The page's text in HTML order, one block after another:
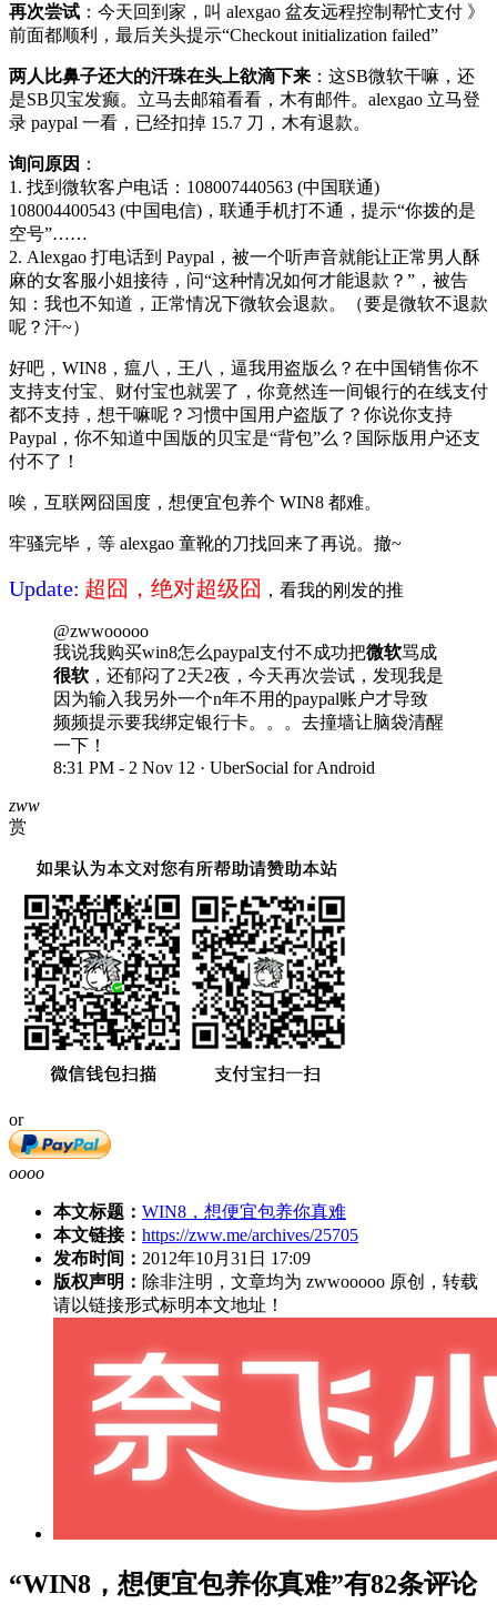
再次尝试 ：今天回到家，叫 alexgao 盆友远程控制帮忙支付 》
前面都顺利，最后关头提示“Checkout initialization failed”
两人比鼻子还大的汗珠在头上欲滴下来 ：这SB微软干嘛，还
是SB贝宝发癫。立马去邮箱看看，木有邮件。alexgao 立马登
录 paypal 一看，已经扣掉 15.7 刀，木有退款。
询问原因 ：
1. 找到微软客户电话：108007440563 (中国联通)
108004400543 (中国电信)，联通手机打不通，提示“你拨的是
空号”……
2. Alexgao 打电话到 Paypal，被一个听声音就能让正常男人酥
麻的女客服小姐接待，问“这种情况如何才能退款？”，被告
知：我也不知道，正常情况下微软会退款。（要是微软不退款
呢？汗~）
好吧，WIN8，瘟八，王八，逼我用盗版么？在中国销售你不
支持支付宝、财付宝也就罢了，你竟然连一间银行的在线支付
都不支持，想干嘛呢？习惯中国用户盗版了？你说你支持
Paypal，你不知道中国版的贝宝是“背包”么？国际版用户还支
付不了！
唉，互联网囧国度，想便宜包养个 WIN8 都难。
牢骚完毕，等 alexgao 童靴的刀找回来了再说。撤~
Update: 超囧，绝对超级囧 ，看我的刚发的推
@zwwooooo
我说我购买win8怎么paypal支付不成功把微软骂成
很软 ，还郁闷了2天2夜，今天再次尝试，发现我是
因为输入我另外一个n年不用的paypal账户才导致
频频提示要我绑定银行卡。。。去撞墙让脑袋清醒
一下！
8:31 PM - 2 Nov 12 · UberSocial for Android
zww
赏
or
oooo
本文标题： WIN8，想便宜包养你真难
本文链接： https://zww.me/archives/25705
发布时间： 2012年10月31日 17:09
版权声明： 除非注明，文章均为 zwwooooo 原创，转载
请以链接形式标明本文地址！
“WIN8，想便宜包养你真难”有82条评论